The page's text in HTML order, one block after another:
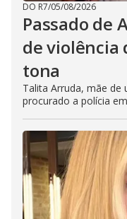
DO R7/05/08/2026
Passado de
de violência
tona
Talita Arruda, mãe de
procurado a polícia